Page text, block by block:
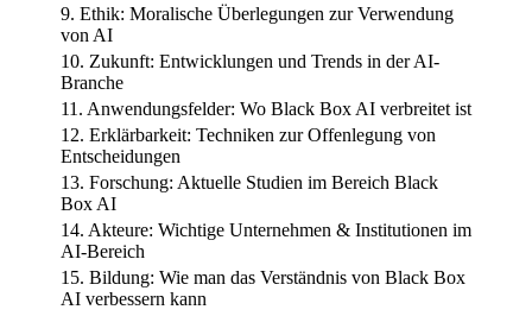
9. Ethik: Moralische Überlegungen zur Verwendung
von AI
10. Zukunft: Entwicklungen und Trends in der AI-
Branche
11. Anwendungsfelder: Wo Black Box AI verbreitet ist
12. Erklärbarkeit: Techniken zur Offenlegung von
Entscheidungen
13. Forschung: Aktuelle Studien im Bereich Black
Box AI
14. Akteure: Wichtige Unternehmen & Institutionen im
AI-Bereich
15. Bildung: Wie man das Verständnis von Black Box
AI verbessern kann